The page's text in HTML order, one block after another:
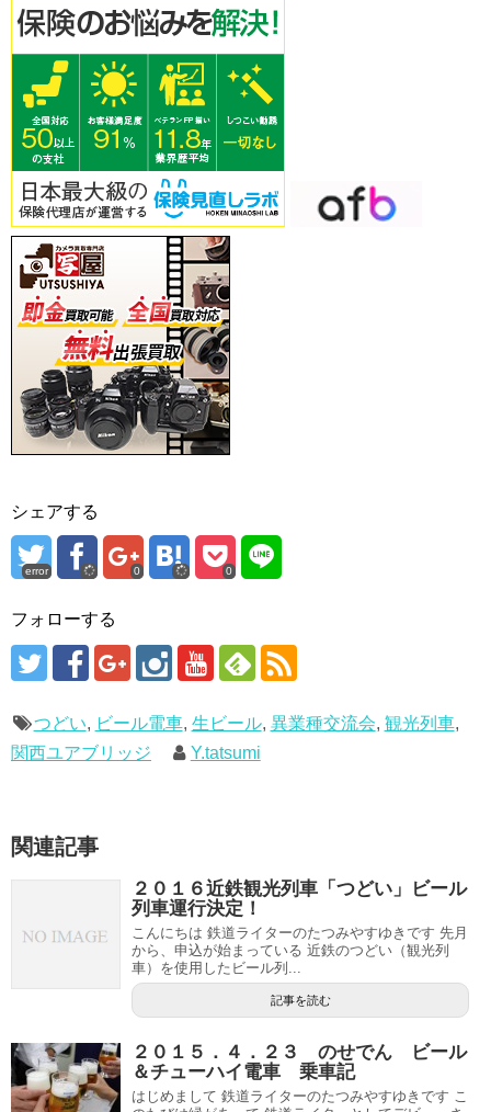
シェアする
error 0 0
フォローする
つどい, ビール電車, 生ビール, 異業種交流会, 観光列車,
関西ユアブリッジ
Y.tatsumi
関連記事
２０１６近鉄観光列車「つどい」ビール
列車運行決定！
こんにちは 鉄道ライターのたつみやすゆきです 先月
から、申込が始まっている 近鉄のつどい（観光列
車）を使用したビール列...
記事を読む
２０１５．４．２３ のせでん ビール
＆チューハイ電車 乗車記
はじめまして 鉄道ライターのたつみやすゆきです こ